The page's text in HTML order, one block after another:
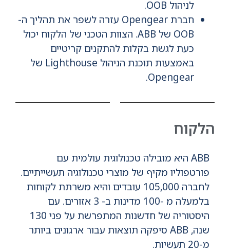
לניהול OOB.
חברת Opengear עזרה לשפר את תהליך ה-
OOB של ABB. הצוות הטכני של הלקוח יכול
כעת לגשת בקלות להתקנים קריטיים
באמצעות תוכנת הניהול Lighthouse של
Opengear.
הלקוח
ABB היא מובילה טכנולוגית עולמית עם
פורטפוליו מקיף של מוצרי טכנולוגיה תעשייתיים.
לחברה 105,000 עובדים והיא משרתת לקוחות
בלמעלה מ -100 מדינות ב- 3 אזורים. עם
היסטוריה של חדשנות המתפרשת על פני 130
שנה, ABB סיפקה תוצאות עבור ארגונים ביותר
מ-20 תעשיות.